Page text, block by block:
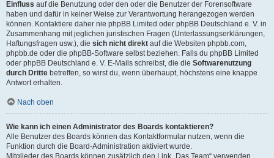
Einfluss auf die Benutzung oder den oder die Benutzer der Forensoftware
haben und dafür in keiner Weise zur Verantwortung herangezogen werden
können. Kontaktiere daher nie phpBB Limited oder phpBB Deutschland e. V. in
Zusammenhang mit jeglichen juristischen Fragen (Unterlassungserklärungen,
Haftungsfragen usw.), die sich nicht direkt auf die Websiten phpbb.com,
phpbb.de oder die phpBB-Software selbst beziehen. Falls du phpBB Limited
oder phpBB Deutschland e. V. E-Mails schreibst, die die Softwarenutzung
durch Dritte betreffen, so wirst du, wenn überhaupt, höchstens eine knappe
Antwort erhalten.
Nach oben
Wie kann ich einen Administrator des Boards kontaktieren?
Alle Benutzer des Boards können das Kontaktformular nutzen, wenn die
Funktion durch die Board-Administration aktiviert wurde.
Mitglieder des Boards können zusätzlich den Link „Das Team“ verwenden.